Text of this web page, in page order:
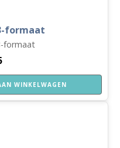
formaat
formaat
WINKELWAGEN